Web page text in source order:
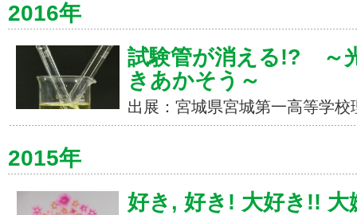
2016年
試験管が消える!? ～
きあかそう～
出展：宮城県宮城第一高等学校
2015年
好き, 好き! 大好き!!